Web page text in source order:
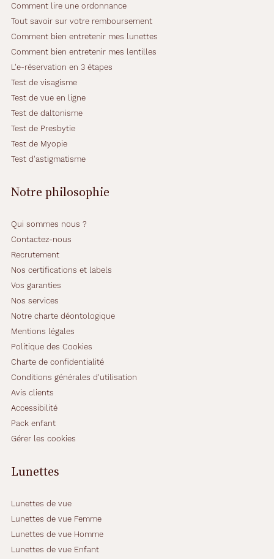
Comment lire une ordonnance
Tout savoir sur votre remboursement
Comment bien entretenir mes lunettes
Comment bien entretenir mes lentilles
L'e-réservation en 3 étapes
Test de visagisme
Test de vue en ligne
Test de daltonisme
Test de Presbytie
Test de Myopie
Test d'astigmatisme
Notre philosophie
Qui sommes nous ?
Contactez-nous
Recrutement
Nos certifications et labels
Vos garanties
Nos services
Notre charte déontologique
Mentions légales
Politique des Cookies
Charte de confidentialité
Conditions générales d'utilisation
Avis clients
Accessibilité
Pack enfant
Gérer les cookies
Lunettes
Lunettes de vue
Lunettes de vue Femme
Lunettes de vue Homme
Lunettes de vue Enfant